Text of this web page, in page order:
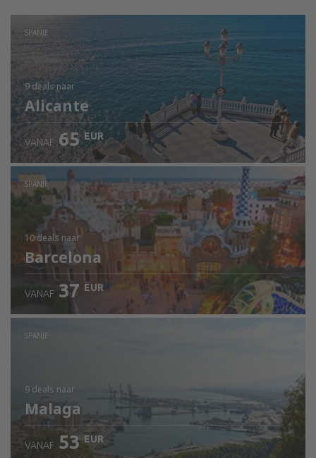
SPANJE
9 dealsnaar
Alicante
VANAF 65 EUR
SPANJE
10 deals naar
Barcelona
VANAF 37 EUR
SPANJE
9 deals naar
Malaga
VANAF 53 EUR